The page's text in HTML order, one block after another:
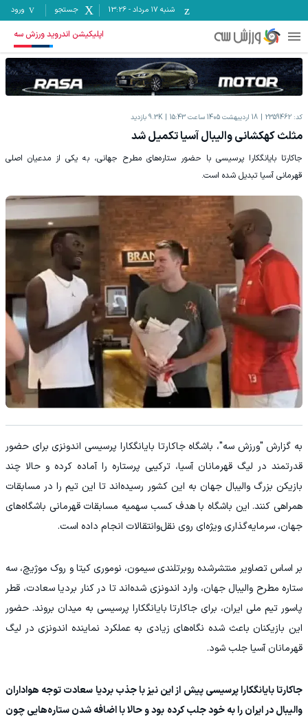
شنبه ۱۷ مرداد -
13:26 جستجو ورود
اپلیکیشن اندروید ورزش سه
کد: 2359462 18 اردیبهشت 1405 ساعت 15:43 9.3K بازدید
مثلث کهکشانی والیبال آسیا تکمیل شد
جاکارتا بایانگکارا پرسیسی با حضور ستاره‌های مطرح جهانی، به یکی از مدعیان اصلی
قهرمانی آسیا تبدیل شده است.
به گزارش "ورزش سه"، باشگاه جاکارتا بایانگکارا پرسیسی اندونزی برای حضور
قدرتمند در لیگ قهرمانان آسیا، ترکیبی پرستاره را آماده کرده و حالا چند
بازیکن بزرگ والیبال جهان به این کشور رسیده‌اند تا این تیم را در مسابقات
همراهی کنند. این باشگاه با هدف کسب سهمیه مسابقات قهرمانی باشگاه‌های
جهان، سرمایه‌گذاری ویژه‌ای روی نقل‌وانتقالات انجام داده است.
بر اساس تصاویر منتشرشده روبرتلندی سیمون، نوموری کیتا و روک موژیچ، سه
ستاره مطرح والیبال جهان، وارد اندونزی شده‌اند تا در کنار بردیا سعادت، قطر
پاسور تیم ملی ایران، برای جاکارتا بایانگکارا پرسیسی به میدان بروند. حضور
این بازیکنان باعث شده نگاه‌های زیادی به عملکرد نماینده اندونزی در لیگ
قهرمانان آسیا جلب شود.
جاکارتا بایانگکارا پرسیسی پیش از این نیز با جذب بردیا سعادت توجه هواداران
والیبال در ایران را به خود جلب کرده بود و حالا با اضافه شدن ستاره‌هایی چون